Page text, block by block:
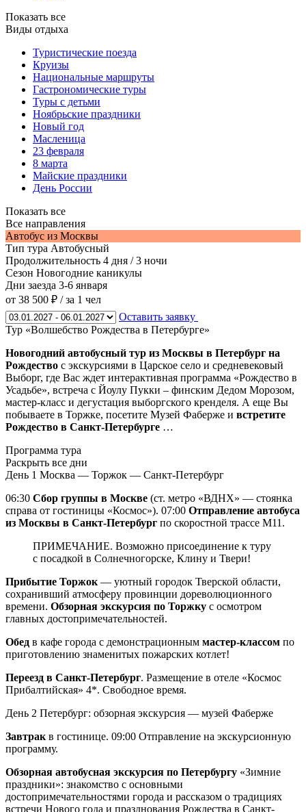
Показать все
Виды отдыха
Туристические поезда
Круизы
Национальные маршруты
Гастрономические туры
Туры с детьми
Ноябрьские праздники
Новый год
Масленица
23 февраля
8 марта
Майские праздники
День России
Показать все
Все направления
Автобус из Москвы
Тип тура Автобусный
Продолжительность 4 дня / 3 ночи
Сезон Новогодние каникулы
Дни заезда 3-6 января
от 38 500 ₽ / за 1 чел
Оставить заявку
Тур «Волшебство Рождества в Петербурге»
Новогодний автобусный тур из Москвы в Петербург на
Рождество с экскурсиями в Царское село и средневековый
Выборг, где Вас ждет интерактивная программа «Рождество в
Усадьбе», встреча с Йоулу Пукки – финским Дедом Морозом,
мастер-класс и дегустация выборгского кренделя. А еще Вы
побываете в Торжке, посетите Музей Фаберже и встретите
Рождество в Санкт-Петербурге …
Программа тура
Раскрыть все дни
День 1 Москва — Торжок — Санкт-Петербург
06:30 Сбор группы в Москве (ст. метро «ВДНХ» — стоянка
справа от гостиницы «Космос»). 07:00 Отправление автобуса
из Москвы в Санкт-Петербург по скоростной трассе М11.
ПРИМЕЧАНИЕ. Возможно присоединение к туру
с посадкой в Солнечногорске, Клину и Твери!
Прибытие Торжок — уютный городок Тверской области,
сохранивший атмосферу провинции дореволюционного
времени. Обзорная экскурсия по Торжку с осмотром
главных достопримечательностей.
Обед в кафе города с демонстрационным мастер-классом по
приготовлению знаменитых пожарских котлет!
Переезд в Санкт-Петербург. Размещение в отеле «Космос
Прибалтийская» 4*. Свободное время.
День 2 Петербург: обзорная экскурсия — музей Фаберже
Завтрак в гостинице. 09:00 Отправление на экскурсионную
программу.
Обзорная автобусная экскурсия по Петербургу «Зимние
праздники»: знакомство с основными
достопримечательностями города и рассказом о традициях
встречи Нового года и празднования Рождества в Санкт-